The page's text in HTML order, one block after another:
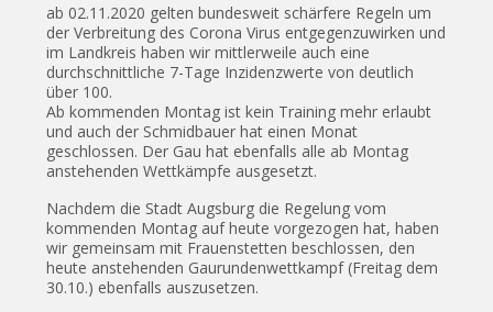
ab 02.11.2020 gelten bundesweit schärfere Regeln um
der Verbreitung des Corona Virus entgegenzuwirken und
im Landkreis haben wir mittlerweile auch eine
durchschnittliche 7-Tage Inzidenzwerte von deutlich
über 100.
Ab kommenden Montag ist kein Training mehr erlaubt
und auch der Schmidbauer hat einen Monat
geschlossen. Der Gau hat ebenfalls alle ab Montag
anstehenden Wettkämpfe ausgesetzt.
Nachdem die Stadt Augsburg die Regelung vom
kommenden Montag auf heute vorgezogen hat, haben
wir gemeinsam mit Frauenstetten beschlossen, den
heute anstehenden Gaurundenwettkampf (Freitag dem
30.10.) ebenfalls auszusetzen.